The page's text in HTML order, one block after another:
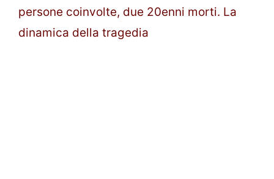
persone coinvolte, due 20enni morti. La
dinamica della tragedia